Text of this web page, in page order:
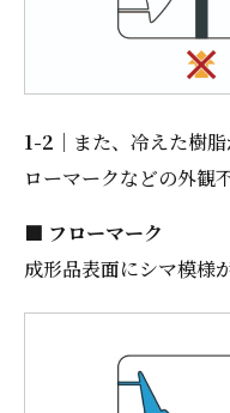
1-2 ｜また、冷えた樹
ローマークなどの外観
■ フローマーク
成形品表面にシマ模様